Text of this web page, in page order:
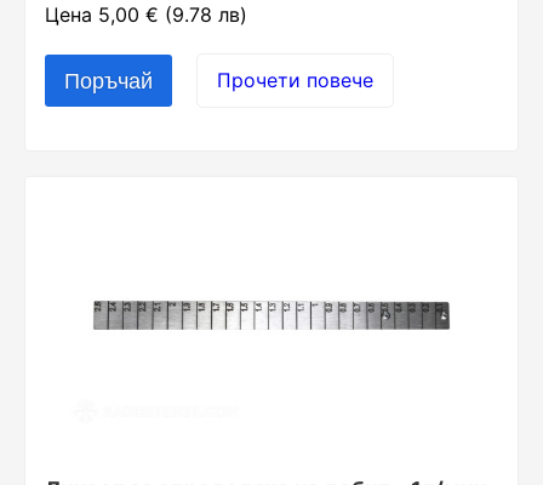
Цена 5,00 € (9.78 лв)
Прочети повече